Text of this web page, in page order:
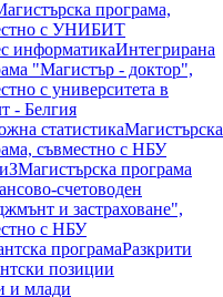
програма,
с УНИБИТ
информатикаИнтегрирана
"Магистър - доктор",
с университета в
- Белгия
статистикаМагистърска
съвместно с НБУ
Магистърска програма
счетоводен
и застраховане",
с НБУ
програмаРазкрити
позиции
и млади